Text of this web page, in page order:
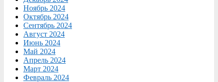
Ноябрь 2024
Октябрь 2024
Сентябрь 2024
Август 2024
Июнь 2024
Май 2024
Апрель 2024
Март 2024
Февраль 2024